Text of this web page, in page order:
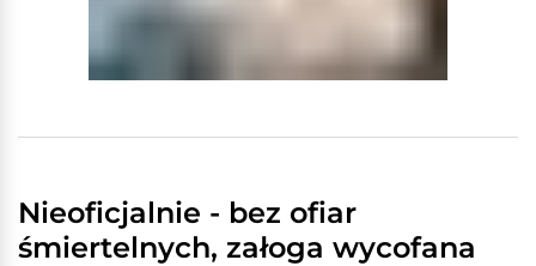
Nieoficjalnie - bez ofiar
śmiertelnych, załoga wycofana